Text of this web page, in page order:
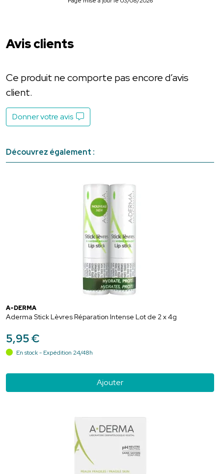
Avis clients
Ce produit ne comporte pas encore d’avis
client.
Donner votre avis
Découvrez également :
A-DERMA
Aderma Stick Lèvres Réparation Intense Lot de 2 x 4g
5,95€
En stock - Expédition 24/48h
Ajouter